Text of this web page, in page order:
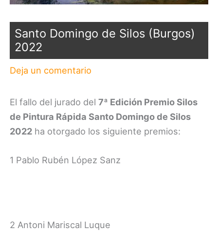
Santo Domingo de Silos (Burgos)
2022
Deja un comentario
El fallo del jurado del 7ª Edición Premio Silos
de Pintura Rápida Santo Domingo de Silos
2022 ha otorgado los siguiente premios:
1 Pablo Rubén López Sanz
2 Antoni Mariscal Luque